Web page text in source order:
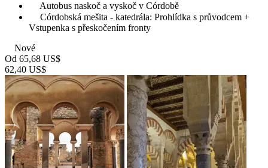
Autobus naskoč a vyskoč v Córdobě
Córdobská mešita - katedrála: Prohlídka s průvodcem +
Vstupenka s přeskočením fronty
Nové
Od 65,68 US$
62,40 US$